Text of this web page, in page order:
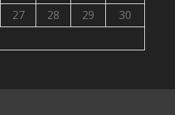
27 28 29
30